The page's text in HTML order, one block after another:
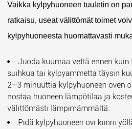
Vaikka kylpyhuoneen tuuletin on
ratkaisu, useat välittömät toimet
kylpyhuoneesta huomattavasti
Juoda kuumaa vettä ennen kuin
suihkua tai kylpyammetta täysin
2–3 minuuttia kylpyhuoneen oven
nostaa huoneen lämpötilaa ja
välittömästi lämpimämmältä.
Pidä kylpyhuoneen ovi kiinni